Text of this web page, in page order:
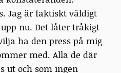
Jag är faktiskt väldigt
nu. Det låter tråkigt
ha den press på mig
med. Alla de där
ut och som ingen